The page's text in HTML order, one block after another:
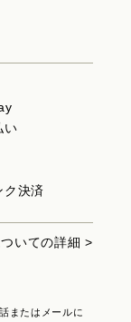
い
ク決済
いての詳細 >
またはメールに